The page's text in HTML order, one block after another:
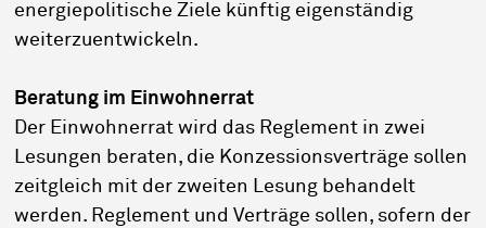
energiepolitische Ziele künftig eigenständig
weiterzuentwickeln.
Beratung im Einwohnerrat
Der Einwohnerrat wird das Reglement in zwei
Lesungen beraten, die Konzessionsverträge sollen
zeitgleich mit der zweiten Lesung behandelt
werden. Reglement und Verträge sollen, sofern der